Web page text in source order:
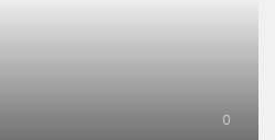
0